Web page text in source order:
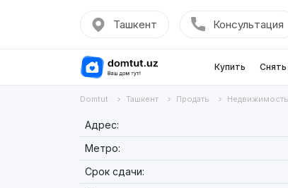
Ташкент Консультация
Купить Снять
Domtut Ташкент Продать
Адрес:
Метро:
Срок сдачи: